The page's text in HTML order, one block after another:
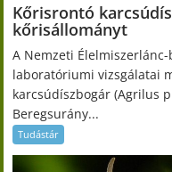
Kőrisrontó
kőrisállományt
A Nemzeti
laboratóriumi vizsgálatai
karcsúdíszbogár (Agrilus
Beregsurány...
Tudástár